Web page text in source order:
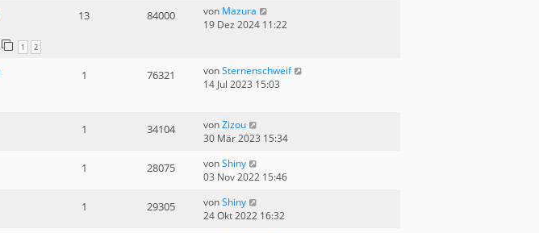
1 2
13 84000 von Mazura
19 Dez 2024 11:22
1 76321 vonSternenschweif
14 Jul 2023 15:03
1 34104 vonZizou
30 Mär 2023 15:34
1 28075 vonShiny
03 Nov 2022 15:46
1 29305 vonShiny
24 Okt 2022 16:32